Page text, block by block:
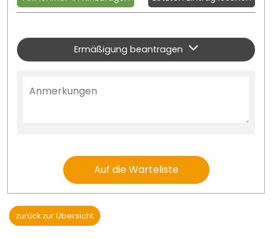
Ermäßigung beantragen
Auf die Warteliste
zurück zur Übersicht